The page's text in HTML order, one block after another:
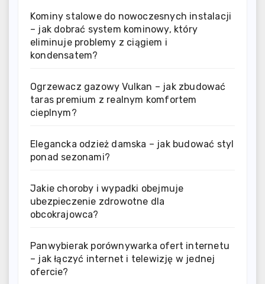
Kominy stalowe do nowoczesnych instalacji
– jak dobrać system kominowy, który
eliminuje problemy z ciągiem i
kondensatem?
Ogrzewacz gazowy Vulkan – jak zbudować
taras premium z realnym komfortem
cieplnym?
Elegancka odzież damska – jak budować styl
ponad sezonami?
Jakie choroby i wypadki obejmuje
ubezpieczenie zdrowotne dla
obcokrajowca?
Panwybierak porównywarka ofert internetu
– jak łączyć internet i telewizję w jednej
ofercie?